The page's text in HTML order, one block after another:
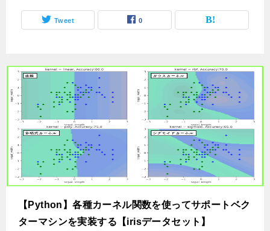
Tweet 0
【Python】各種カーネル関数を使ってサポートベク
ターマシンを実装する【irisデータセット】